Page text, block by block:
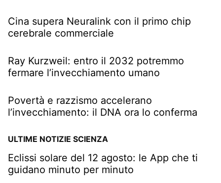
Cina supera Neuralink con il primo chip
cerebrale commerciale
Ray Kurzweil: entro il 2032 potremmo
fermare l’invecchiamento umano
Povertà e razzismo accelerano
l’invecchiamento: il DNA ora lo conferma
ULTIME NOTIZIE SCIENZA
Eclissi solare del 12 agosto: le App che ti
guidano minuto per minuto